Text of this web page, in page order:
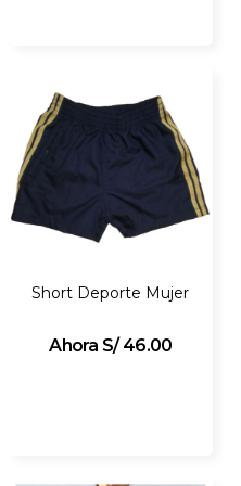
Short Deporte Mujer
S/ 46.00